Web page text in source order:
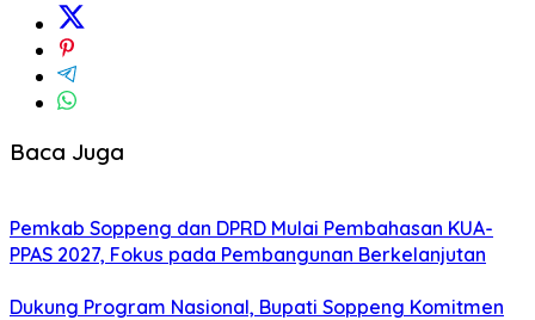
Baca Juga
Pemkab Soppeng dan DPRD Mulai Pembahasan KUA-
PPAS 2027, Fokus pada Pembangunan Berkelanjutan
Dukung Program Nasional, Bupati Soppeng Komitmen